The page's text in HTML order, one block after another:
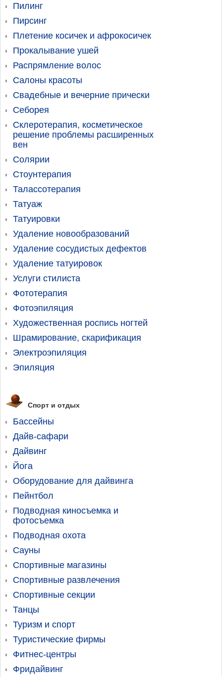
Пилинг
Пирсинг
Плетение косичек и афрокосичек
Прокалывание ушей
Распрямление волос
Салоны красоты
Свадебные и вечерние прически
Себорея
Склеротерапия, косметическое
решение проблемы расширенных
вен
Солярии
Стоунтерапия
Талассотерапия
Татуаж
Татуировки
Удаление новообразований
Удаление сосудистых дефектов
Удаление татуировок
Услуги стилиста
Фототерапия
Фотоэпиляция
Художественная роспись ногтей
Шрамирование, скарификация
Электроэпиляция
Эпиляция
Спорт и отдых
Бассейны
Дайв-сафари
Дайвинг
Йога
Оборудование для дайвинга
Пейнтбол
Подводная киносъемка и
фотосъемка
Подводная охота
Сауны
Спортивные магазины
Спортивные развлечения
Спортивные секции
Танцы
Туризм и спорт
Туристические фирмы
Фитнес-центры
Фридайвинг